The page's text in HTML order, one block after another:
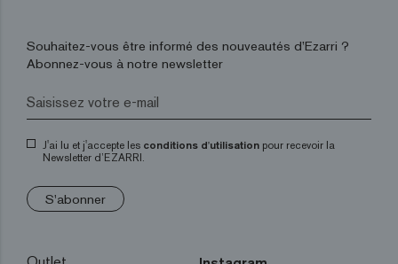
Souhaitez-vous être informé des nouveautés d’Ezarri ?
Abonnez-vous à notre newsletter
J'ai lu et j'accepte les conditions d'utilisation pour recevoir la
Newsletter d’EZARRI.
S'abonner